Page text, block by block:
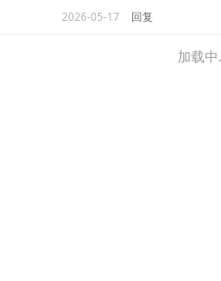
2026-05-17 回复
加载中